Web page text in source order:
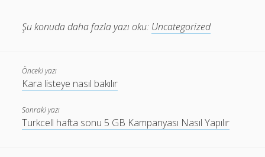
Şu konuda daha fazla yazı oku: Uncategorized
Önceki yazı
Kara listeye nasıl bakılır
Sonraki yazı
Turkcell hafta sonu 5 GB Kampanyası Nasıl Yapılır